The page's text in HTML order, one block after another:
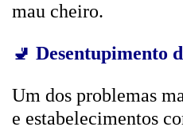
mau cheiro.
🚽 Desentupimento
Um dos problemas
e estabelecimentos